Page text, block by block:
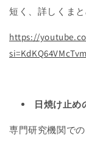
短く、詳しくま
https://
日焼け止め
専門研究機関で